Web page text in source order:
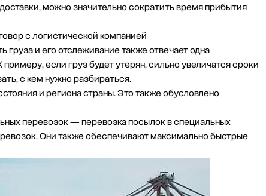
можно значительно сократить время прибытия
с логистической компанией
груза и его отслеживание также отвечает одна
если груз будет утерян, сильно увеличатся сроки
с кем нужно разбираться.
и региона страны. Это также обусловлено
перевозок — перевозка посылок в специальных
Они также обеспечивают максимально быстрые